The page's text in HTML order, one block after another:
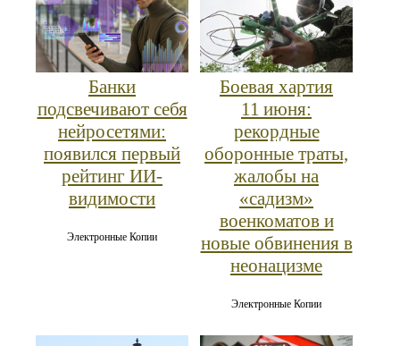
Банки
подсвечивают себя
нейросетями:
появился первый
рейтинг ИИ-
видимости
Электронные Копии
Боевая хартия
11 июня:
рекордные
оборонные траты,
жалобы на
«садизм»
военкоматов и
новые обвинения в
неонацизме
Электронные Копии